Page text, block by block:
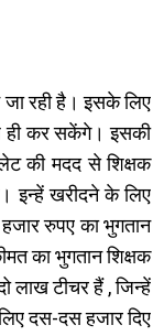
जा रही है। इसके लिए
ही कर सकेंगे। इसकी
की मदद से शिक्षक
इन्हें खरीदने के लिए
हजार रुपए का भुगतान
का भुगतान शिक्षक
लाख टीचर हैं , जिन्हें
दस-दस हजार दिए